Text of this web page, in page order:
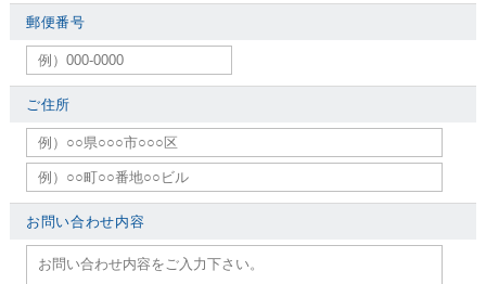
郵便番号
ご住所
お問い合わせ内容